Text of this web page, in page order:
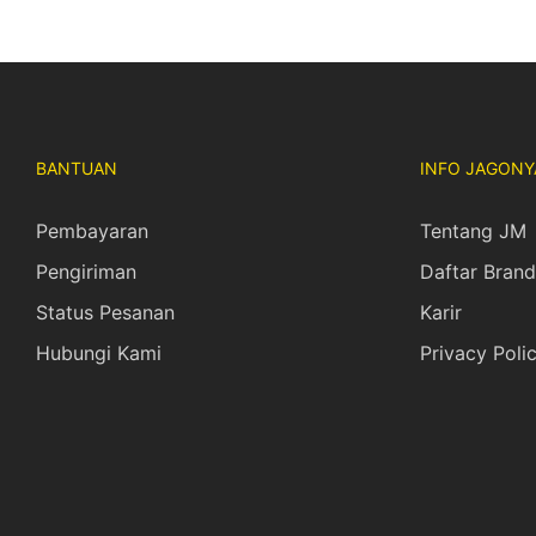
BANTUAN
Pembayaran
Pengiriman
Status Pesanan
Hubungi Kami
INFO
Tentang JM
Daftar Brand
Karir
Privacy